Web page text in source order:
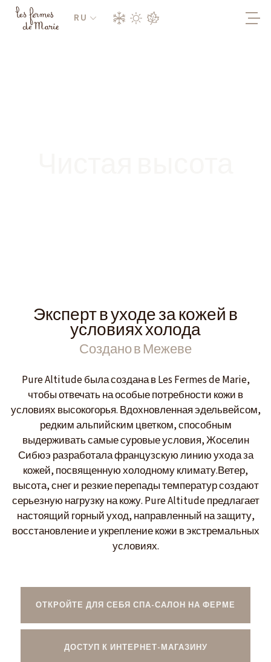
RU
Эксперт в уходе за кожей в
условиях холода
Создано в Межеве
Pure Altitude была создана в Les Fermes de Marie,
чтобы отвечать на особые потребности кожи в
условиях высокогорья. Вдохновленная эдельвейсом,
редким альпийским цветком, способным
выдерживать самые суровые условия, Жоселин
Сибюэ разработала французскую линию ухода за
кожей, посвященную холодному климату.Ветер,
высота, снег и резкие перепады температур создают
серьезную нагрузку на кожу. Pure Altitude предлагает
настоящий горный уход, направленный на защиту,
восстановление и укрепление кожи в экстремальных
условиях.
ОТКРОЙТЕ ДЛЯ СЕБЯ СПА-САЛОН НА ФЕРМЕ
ДОСТУП К ИНТЕРНЕТ-МАГАЗИНУ